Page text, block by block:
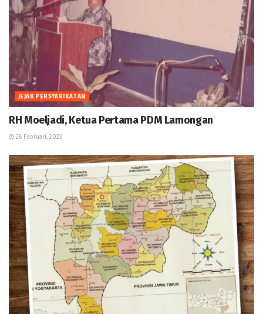
JEJAK PERSYARIKATAN
RH Moeljadi, Ketua Pertama PDM Lamongan
28 Februari, 2023